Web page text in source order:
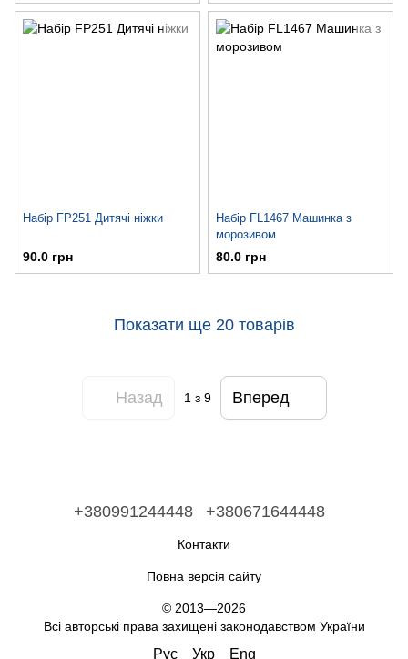
Набір FP251 Дитячі ніжки
90.0 грн
Набір FL1467 Машинка з
морозивом
80.0 грн
Показати ще 20 товарів
Назад 1з 9 Вперед
+380991244448 +380671644448
Контакти
Повна версія сайту
© 2013—2026
Всі авторські права захищені законодавством України
Рус Укр Eng